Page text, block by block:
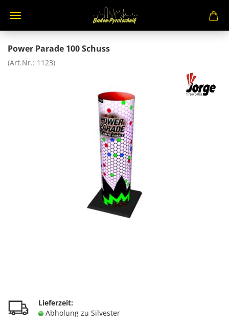
Power Parade 100 Schuss
(Art.Nr.: 1123)
Lieferzeit:
Abholung zu Silvester